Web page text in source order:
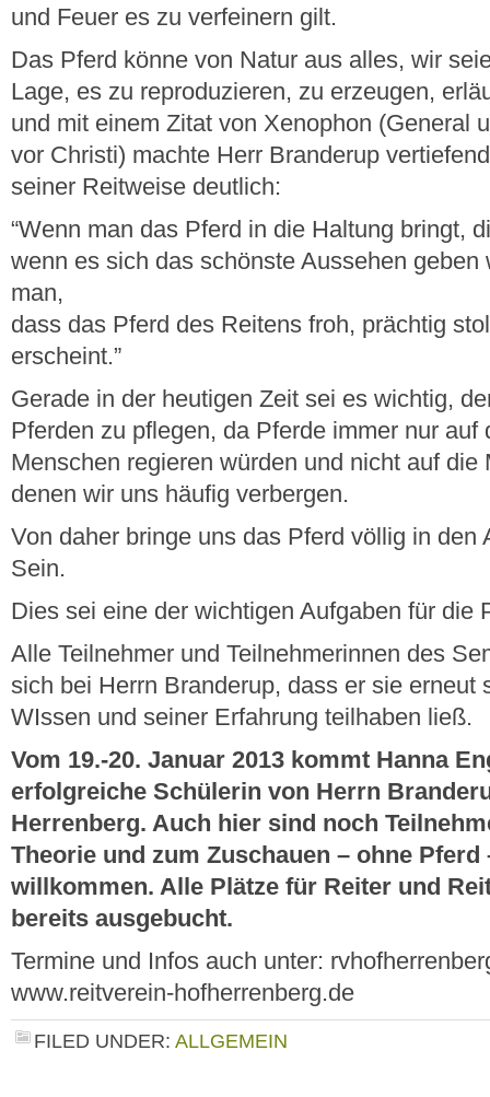
und Feuer es zu verfeinern gilt.
Das Pferd könne von Natur aus alles, wir
Lage, es zu reproduzieren, zu erzeugen,
und mit einem Zitat von Xenophon (General
vor Christi) machte Herr Branderup
seiner Reitweise deutlich:
“Wenn man das Pferd in die Haltung bringt,
wenn es sich das schönste Aussehen geben
man,
dass das Pferd des Reitens froh, prächtig
erscheint.”
Gerade in der heutigen Zeit sei es wichtig,
Pferden zu pflegen, da Pferde immer nur auf
Menschen regieren würden und nicht auf die
denen wir uns häufig verbergen.
Von daher bringe uns das Pferd völlig in den
Sein.
Dies sei eine der wichtigen Aufgaben für die
Alle Teilnehmer und Teilnehmerinnen des
sich bei Herrn Branderup, dass er sie erneut
WIssen und seiner Erfahrung teilhaben ließ.
Vom 19.-20. Januar 2013 kommt Hanna
erfolgreiche Schülerin von Herrn
Herrenberg. Auch hier sind noch
Theorie und zum Zuschauen – ohne Pferd
willkommen. Alle Plätze für Reiter und
bereits ausgebucht.
Termine und Infos auch unter:
www.reitverein-hofherrenberg.de
FILED UNDER: ALLGEMEIN